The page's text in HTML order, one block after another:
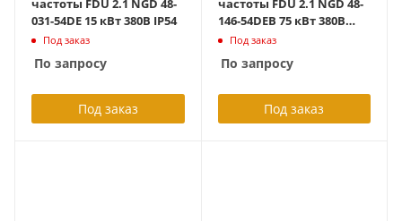
частоты FDU 2.1 NGD 48-
031-54DE 15 кВт 380В IP54
Под заказ
По запросу
Под заказ
частоты FDU 2.1 NGD 48-
146-54DEB 75 кВт 380В
IP54 с тормозным
Под заказ
По запросу
Под заказ